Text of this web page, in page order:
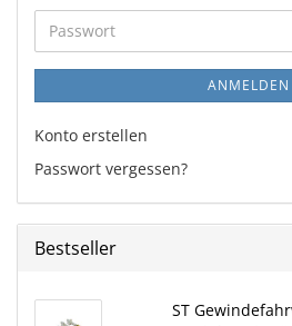
Adresse
Passwort
ANMELDEN
Konto erstellen
Passwort vergessen?
Bestseller
ST